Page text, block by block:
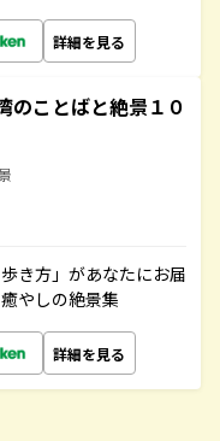
詳細を見る
のことばと絶景１０
き方」があなたにお届
やしの絶景集
詳細を見る